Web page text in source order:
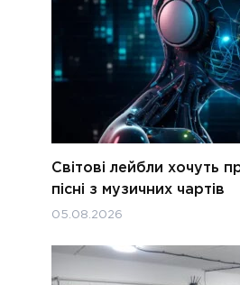
Світові лейбли хочуть
пісні з музичних чартів
05.08.2026